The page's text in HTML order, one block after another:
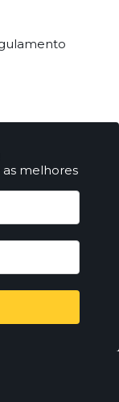
melhores